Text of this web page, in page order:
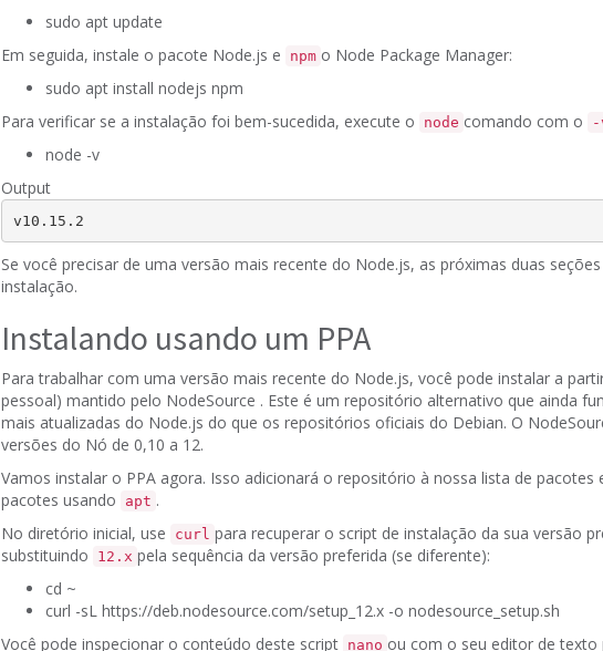
sudo apt update
Em seguida, instale o pacote Node.js e
npm o Node Package Manager:
sudo apt install nodejs npm
Para verificar se a instalação foi bem-sucedida, execute o
node comando com o -
node -v
Output
v10.15.2
Se você precisar de uma versão mais recente do Node.js, as próximas duas
instalação.
Instalando usando um PPA
Para trabalhar com uma versão mais recente do Node.js, você pode instalar a
pessoal) mantido pelo NodeSource . Este é um repositório alternativo que ainda
mais atualizadas do Node.js do que os repositórios oficiais do Debian. O
versões do Nó de 0,10 a 12.
Vamos instalar o PPA agora. Isso adicionará o repositório à nossa lista de
pacotes usando
apt .
No diretório inicial, use
curl para recuperar o script de instalação da sua versão
substituindo
12.x pela sequência da versão preferida (se diferente):
cd ~
curl -sL https://deb.nodesource.com/setup_ 12.x -o nodesource_setup.sh
Você pode inspecionar o conteúdo deste script nano ou com o seu editor de texto